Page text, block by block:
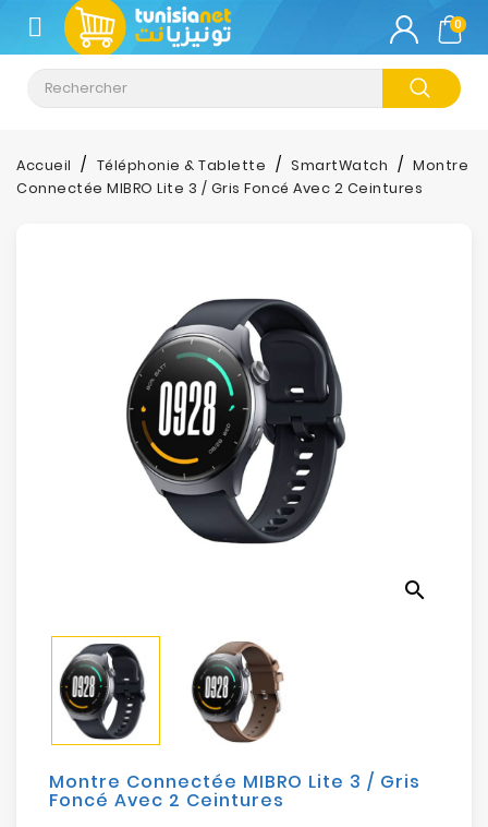
CATÉGORIE
Climatisation
Informatique
Sécurité
Mobilités
0
Accueil Téléphonie & Tablette SmartWatch
Montre
Connectée MIBRO Lite 3 / Gris Foncé Avec 2 Ceintures
search
Montre Connectée MIBRO Lite 3 / Gris
Foncé Avec 2 Ceintures